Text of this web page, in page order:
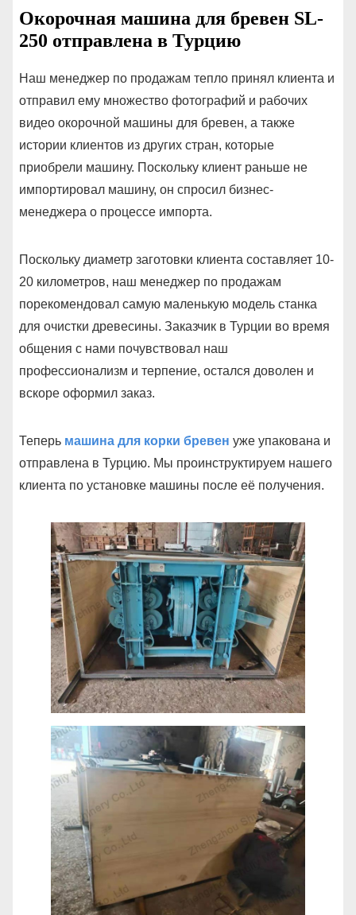
Окорочная машина для бревен SL-
250 отправлена ​​в Турцию
Наш менеджер по продажам тепло принял клиента и
отправил ему множество фотографий и рабочих
видео окорочной машины для бревен, а также
истории клиентов из других стран, которые
приобрели машину. Поскольку клиент раньше не
импортировал машину, он спросил бизнес-
менеджера о процессе импорта.
Поскольку диаметр заготовки клиента составляет 10-
20 километров, наш менеджер по продажам
порекомендовал самую маленькую модель станка
для очистки древесины. Заказчик в Турции во время
общения с нами почувствовал наш
профессионализм и терпение, остался доволен и
вскоре оформил заказ.
Теперь машина для корки бревен уже упакована и
отправлена в Турцию. Мы проинструктируем нашего
клиента по установке машины после её получения.